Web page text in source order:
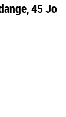
45 Jo